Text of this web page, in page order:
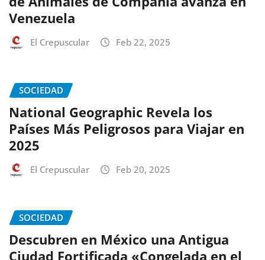
Venezuela
El Crepuscular Feb 22, 2025
SOCIEDAD
National Geographic Revela los
Países Más Peligrosos para Viajar en
2025
El Crepuscular Feb 20, 2025
SOCIEDAD
Descubren en México una Antigua
Ciudad Fortificada «Congelada en el